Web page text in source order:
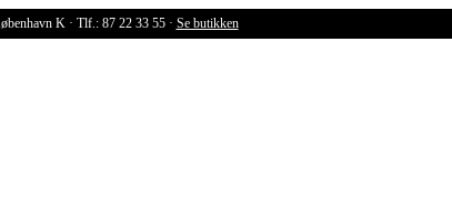
K · Tlf.: 87 22 33 55 · Se butikken